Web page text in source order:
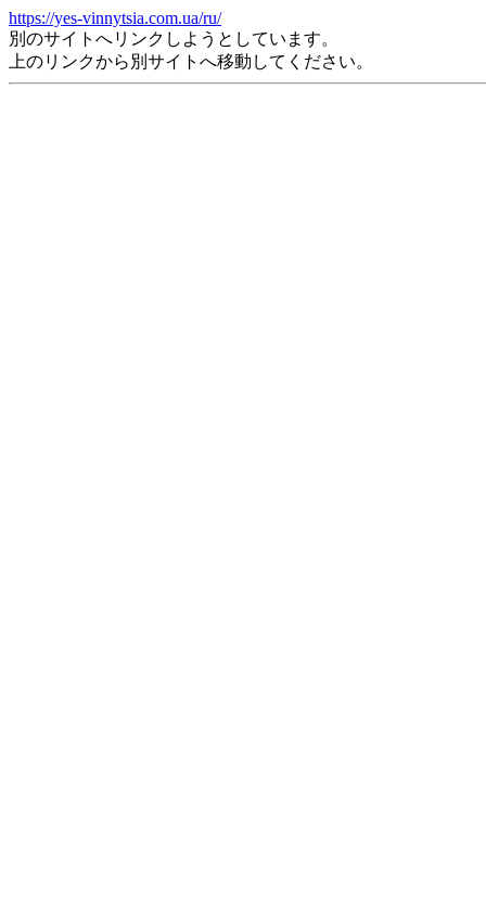
https://yes-vinnytsia.com.ua/ru/
別のサイトへリンクしようとしています。
上のリンクから別サイトへ移動してください。